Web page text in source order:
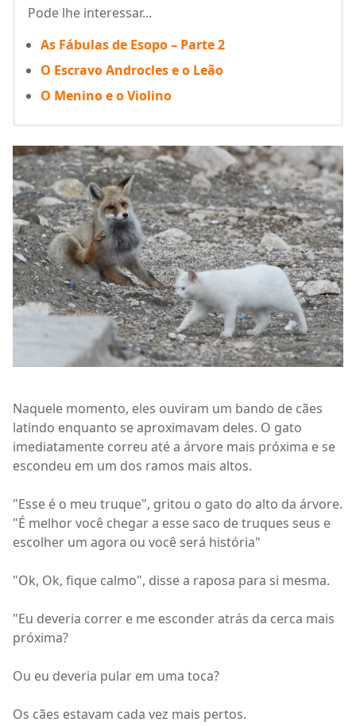
Pode lhe interessar...
As Fábulas de Esopo – Parte 2
O Escravo Androcles e o Leão
O Menino e o Violino
Naquele momento, eles ouviram um bando de cães
latindo enquanto se aproximavam deles. O gato
imediatamente correu até a árvore mais próxima e se
escondeu em um dos ramos mais altos.
"Esse é o meu truque", gritou o gato do alto da árvore.
"É melhor você chegar a esse saco de truques seus e
escolher um agora ou você será história"
"Ok, Ok, fique calmo", disse a raposa para si mesma.
"Eu deveria correr e me esconder atrás da cerca mais
próxima?
Ou eu deveria pular em uma toca?
Os cães estavam cada vez mais pertos.